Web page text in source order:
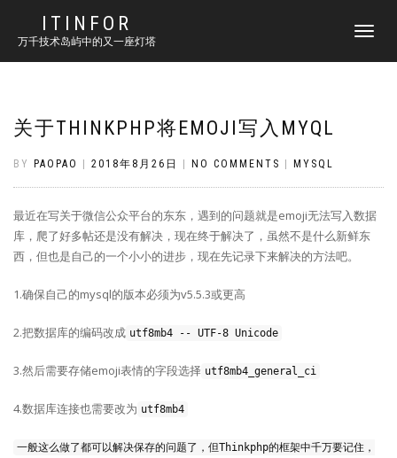
ITINFOR
万千技术岛屿中的又一座灯塔
TOGGLE
关于THINKPHP将EMOJI写入MYQL
BY PAOPAO 2018年8月26日 NO COMMENTS MYSQL
最近在写关于微信公众平台的东东，遇到的问题就是emoji无法写入数据
库，爬了好多帖还是没有解决，现在终于解决了，虽然不是什么新鲜东
西，但也是自己的一个小小的进步，现在先记录下来解决的方法吧。
1.确保自己的mysql的版本必须为v5.5.3或更高
2.把数据库的编码改成 utf8mb4 -- UTF-8 Unicode
3.然后需要存储emoji表情的字段选择 utf8mb4_general_ci
4.数据库连接也需要改为 utf8mb4
一般这么做了都可以解决保存的问题了，但Thinkphp的框架中千万要记住，